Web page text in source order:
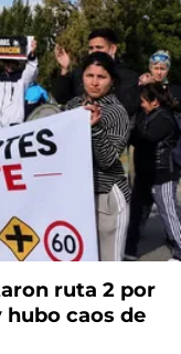
ruta 2 por
caos de